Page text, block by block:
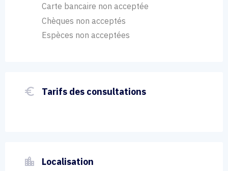
Carte bancaire non acceptée
Chèques non acceptés
Espèces non acceptées
euro_symbol Tarifs des consultations
location_city Localisation